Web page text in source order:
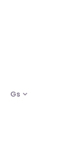
Gs